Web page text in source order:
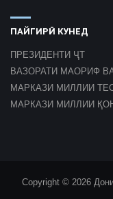
ПАЙГИРӢ КУНЕД
ПРЕЗИДЕНТИ ҶТ
ВАЗОРАТИ МАОРИФ
МАРКАЗИ МИЛЛИИ
МАРКАЗИ МИЛЛИИ
Copyright © 2026